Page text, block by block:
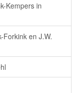
Kempers in
Forkink en J.W.